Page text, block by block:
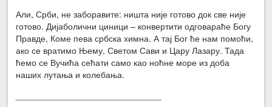
Али, Срби, не заборавите: ништа није готово док све није
готово. Дијаболични циници – конвертити одговараће Богу
Правде, Коме пева србска химна. А тај Бог ће нам помоћи,
ако се вратимо Њему, Светом Сави и Цару Лазару. Тада
ћемо се Вучића сећати само као ноћне море из доба
наших лутања и колебања.